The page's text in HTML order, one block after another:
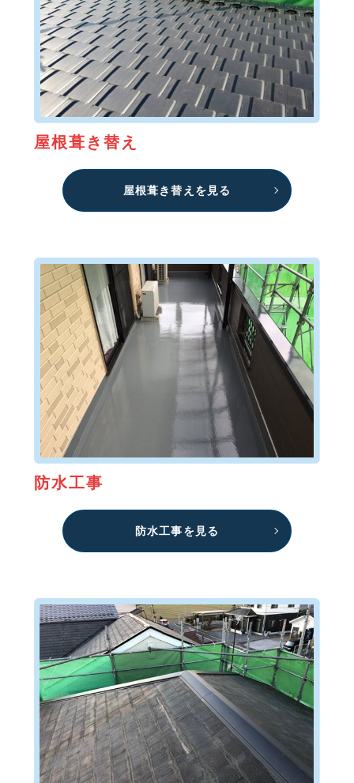
屋根葺き替え
屋根葺き替えを見る
防水工事
防水工事を見る